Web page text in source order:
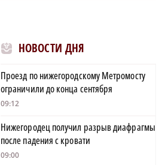
НОВОСТИ ДНЯ
Проезд по нижегородскому Метромосту
ограничили до конца сентября
09:12
Нижегородец получил разрыв диафрагмы
после падения с кровати
09:00